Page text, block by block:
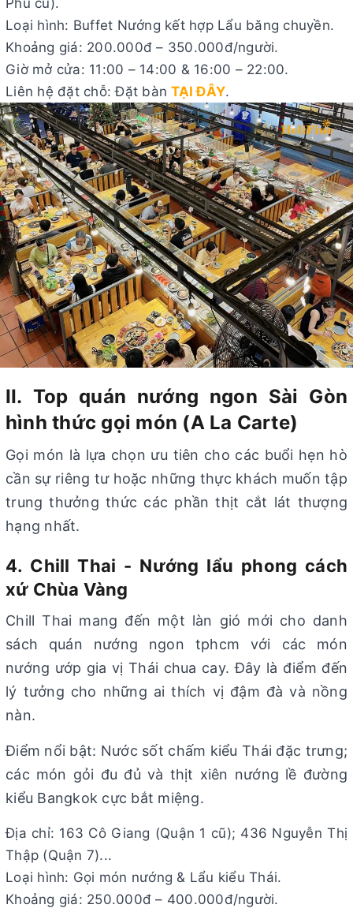
Loại hình: Buffet Nướng kết hợp Lẩu băng chuyền.
Khoảng giá: 200.000đ – 350.000đ/người.
Giờ mở cửa: 11:00 – 14:00 & 16:00 – 22:00.
Liên hệ đặt chỗ: Đặt bànTẠI ĐÂY.
II. Top quán nướng ngon Sài Gòn
hình thức gọi món (A La Carte)
Gọi món là lựa chọn ưu tiên cho các buổi hẹn hò
cần sự riêng tư hoặc những thực khách muốn tập
trung thưởng thức các phần thịt cắt lát thượng
hạng nhất.
4. Chill Thai - Nướng lẩu phong cách
xứ Chùa Vàng
Chill Thai mang đến một làn gió mới cho danh
sách quán nướng ngon tphcm với các món
nướng ướp gia vị Thái chua cay. Đây là điểm đến
lý tưởng cho những ai thích vị đậm đà và nồng
nàn.
Điểm nổi bật: Nước sốt chấm kiểu Thái đặc trưng;
các món gỏi đu đủ và thịt xiên nướng lề đường
kiểu Bangkok cực bắt miệng.
Địa chỉ: 163 Cô Giang (Quận 1 cũ); 436 Nguyễn Thị
Thập (Quận 7)...
Loại hình: Gọi món nướng & Lẩu kiểu Thái.
Khoảng giá: 250.000đ – 400.000đ/người.